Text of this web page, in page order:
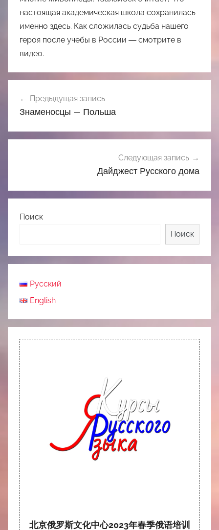
настоящая академическая школа сохранилась
именно здесь. Как сложилась судьба нашего
героя после учебы в России ― смотрите в
видео.
по
Предыдущая запись
Знаменосцы — Польша
Следующая запись
Дайджест Русского дома
Поиск
Поиск
Русский
English
北京俄罗斯文化中心2023年春季俄语培训